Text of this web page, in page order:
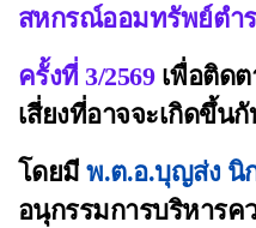
สหกรณ์ออมทรัพย์ตำ
ครั้งที่ 3/2569เพื่อติดต
เสี่ยงที่อาจจะเกิดขึ้น
โดยมีพ.ต.อ.บุญส่ง นิ
อนุกรรมการบริหารค